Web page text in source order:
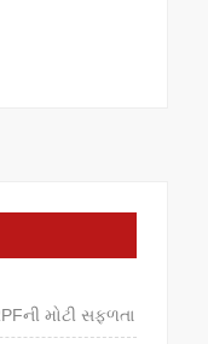
મોટી સફળતા